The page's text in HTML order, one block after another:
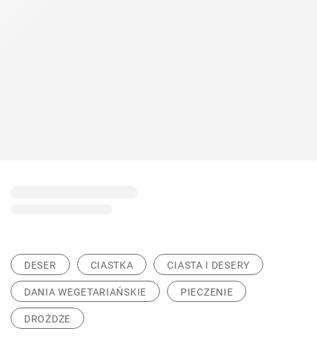
DESER CIASTKA CIASTA I DESERY
DANIA WEGETARIAŃSKIE PIECZENIE
DROŻDŻE